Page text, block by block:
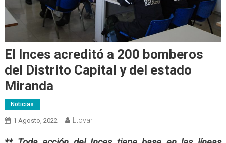
El Inces acreditó a 200 bomberos
del Distrito Capital y del estado
Miranda
Noticias
1 Agosto, 2022 Ltovar